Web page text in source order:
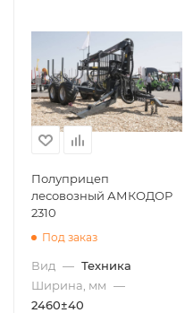
Полуприцеп
лесовозный АМКОДОР
2310
Под заказ
Вид — Техника
Ширина, мм —
2460±40